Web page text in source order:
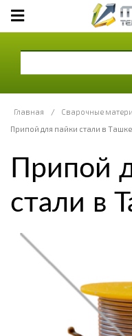
Главная / Сварочные
Припой для пайки стали в
Припой
стали в